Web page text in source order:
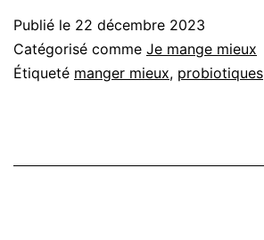
Publié le 22 décembre 2023
Catégorisé comme Je mange mieux
Étiqueté manger mieux, probiotiques